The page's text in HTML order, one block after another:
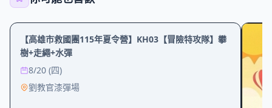
學習
【高雄市救國團115年夏令營】KH03【冒險特攻隊】攀
樹+走繩+水彈
8/20 (四)
劉教官漆彈場